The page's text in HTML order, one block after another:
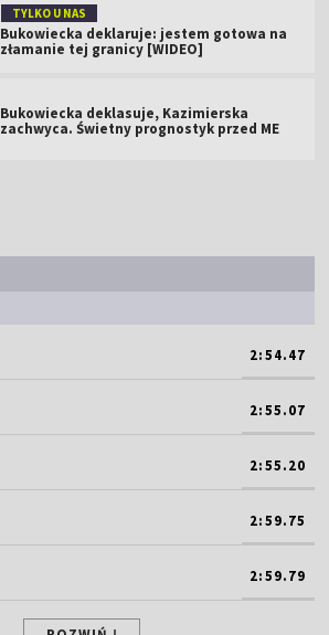
TYLKO U NAS
Bukowiecka deklaruje: jestem gotowa na
złamanie tej granicy [WIDEO]
Bukowiecka deklasuje, Kazimierska
zachwyca. Świetny prognostyk przed ME
2:54.47
2:55.07
2:55.20
2:59.75
2:59.79